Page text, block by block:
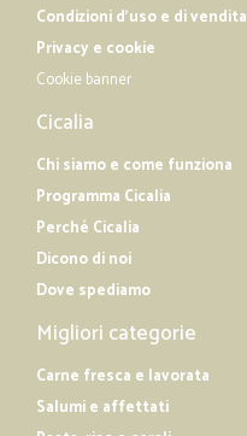
Condizioni d'uso e di vendita
Privacy e cookie
Cookie banner
Cicalia
Chi siamo e come funziona
Programma Cicalia
Perché Cicalia
Dicono di noi
Dove spediamo
Migliori categorie
Carne fresca e lavorata
Salumi e affettati